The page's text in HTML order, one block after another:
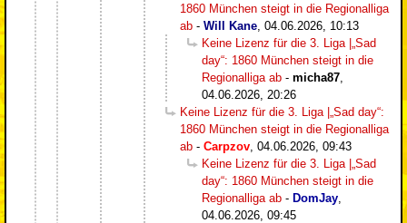
1860 München steigt in die Regionalliga
ab - Will Kane 04.06.2026, 10:13
Keine Lizenz für die 3. Liga |„Sad
day“: 1860 München steigt in die
Regionalliga ab - micha87
04.06.2026, 20:26
Keine Lizenz für die 3. Liga |„Sad day“:
1860 München steigt in die Regionalliga
ab - Carpzov 04.06.2026, 09:43
Keine Lizenz für die 3. Liga |„Sad
day“: 1860 München steigt in die
Regionalliga ab - DomJay
04.06.2026, 09:45